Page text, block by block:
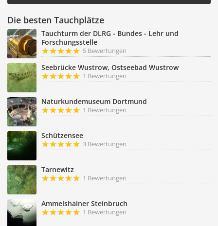
Die besten Tauchplätze
Tauchturm der DLRG - Bundes - Lehr und
Forschungsstelle
5 Bewertungen
Seebrücke Wustrow, Ostseebad Wustrow
1 Bewertungen
Naturkundemuseum Dortmund
1 Bewertungen
Schützensee
3 Bewertungen
Tarnewitz
1 Bewertungen
Ammelshainer Steinbruch
1 Bewertungen